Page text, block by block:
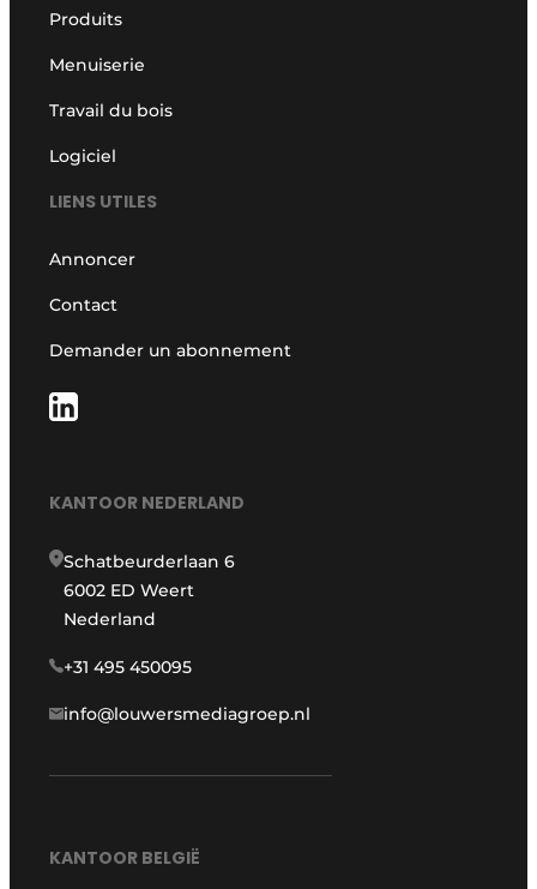
Produits
Menuiserie
Travail du bois
Logiciel
LIENS UTILES
Annoncer
Contact
Demander un abonnement
KANTOOR NEDERLAND
Schatbeurderlaan 6
6002 ED Weert
Nederland
+31 495 450095
info@louwersmediagroep.nl
KANTOOR BELGIË